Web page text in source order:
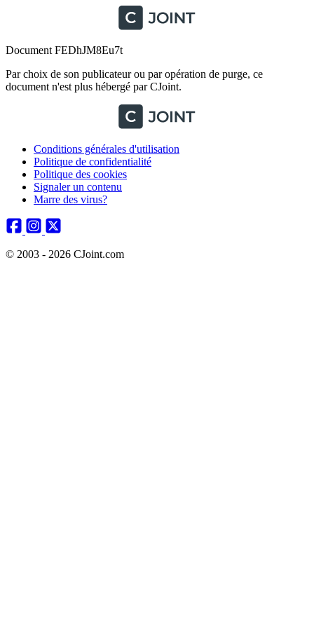
Document FEDhJM8Eu7t
Par choix de son publicateur ou par opération de purge, ce
document n'est plus hébergé par CJoint.
Conditions générales d'utilisation
Politique de confidentialité
Politique des cookies
Signaler un contenu
Marre des virus?
© 2003 - 2026 CJoint.com